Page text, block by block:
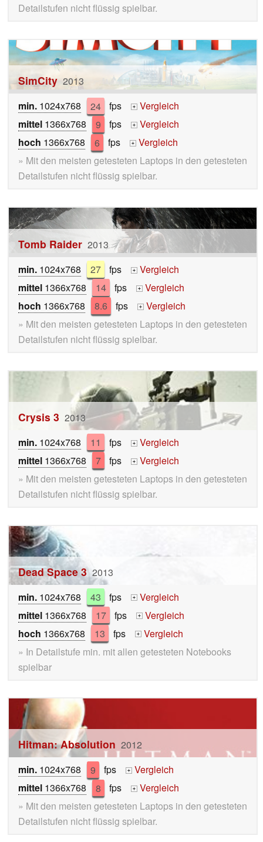
Detailstufen nicht flüssig spielbar.
SimCity 2013
min. 1024x768 24 fps +
Vergleich
mittel 1366x768 9 fps +
Vergleich
hoch 1366x768 6 fps +
Vergleich
» Mit den meisten getesteten Laptops in den getesteten
Detailstufen nicht flüssig spielbar.
Tomb Raider 2013
min. 1024x768 27 fps +
Vergleich
mittel 1366x768 14 fps +
Vergleich
hoch 1366x768 8.6 fps +
Vergleich
» Mit den meisten getesteten Laptops in den getesteten
Detailstufen nicht flüssig spielbar.
Crysis 3 2013
min. 1024x768 11 fps +
Vergleich
mittel 1366x768 7 fps +
Vergleich
» Mit den meisten getesteten Laptops in den getesteten
Detailstufen nicht flüssig spielbar.
Dead Space 3 2013
min. 1024x768 43 fps +
Vergleich
mittel 1366x768 17 fps +
Vergleich
hoch 1366x768 13 fps +
Vergleich
» In Detailstufe min. mit allen getesteten Notebooks
spielbar
Hitman: Absolution 2012
min. 1024x768 9 fps +
Vergleich
mittel 1366x768 8 fps +
Vergleich
» Mit den meisten getesteten Laptops in den getesteten
Detailstufen nicht flüssig spielbar.